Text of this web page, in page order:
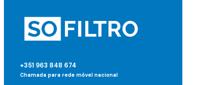
+351 963 848 674
Chamada para rede móvel nacional